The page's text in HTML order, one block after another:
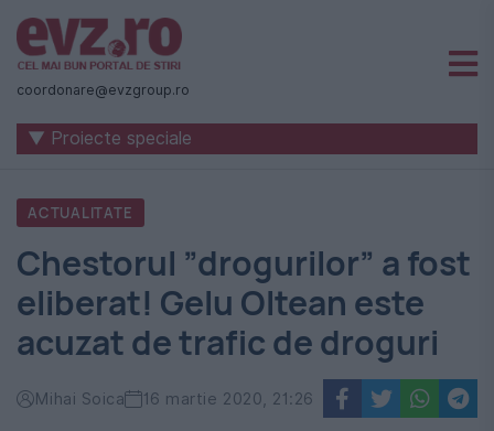
Știri
naționale
internaționale
România
-
Evenimentul
Zilei
coordonare@evzgroup.ro
▼ Proiecte speciale
ACTUALITATE
Chestorul ”drogurilor” a fost
eliberat! Gelu Oltean este
acuzat de trafic de droguri
Mihai Soica 16 martie 2020, 21:26